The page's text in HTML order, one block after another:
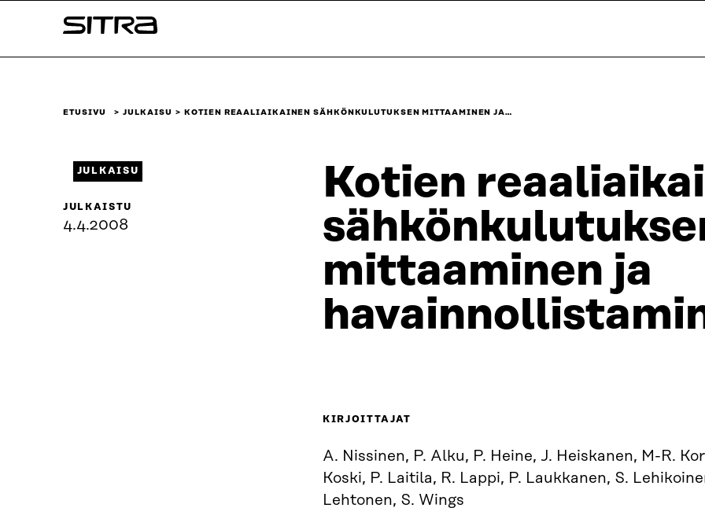
sisältöön
Sitra
ETUSIVU JULKAISU KOTIEN REAALIAIKAINEN SÄHKÖNKULUTUKSEN MITTAAMINEN JA…
Kotien
mittaaminen ja
JULKAISU
JULKAISTU
4.4.2008
KIRJOITTAJAT
A. Nissinen, P. Alku, P. Heine, J. Heiskanen, M-R.
Koski, P. Laitila, R. Lappi, P. Laukkanen, S.
Lehtonen, S. Wings